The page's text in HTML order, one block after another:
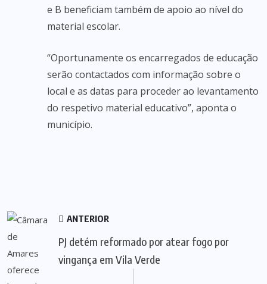
e B beneficiam também de apoio ao nível do
material escolar.
“Oportunamente os encarregados de educação
serão contactados com informação sobre o
local e as datas para proceder ao levantamento
do respetivo material educativo”, aponta o
município.
ANTERIOR
PJ detém reformado por atear fogo por
vingança em Vila Verde